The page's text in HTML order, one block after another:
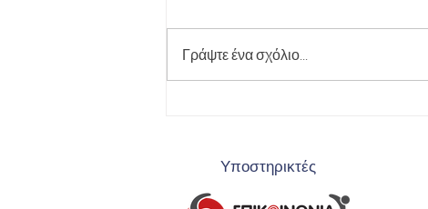
Γράψτε ένα σχόλιο...
Υποστηρικτές